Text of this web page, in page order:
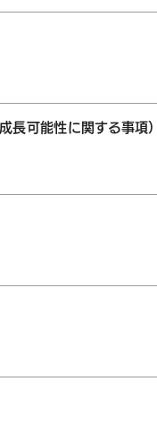
可能性に関する事項）